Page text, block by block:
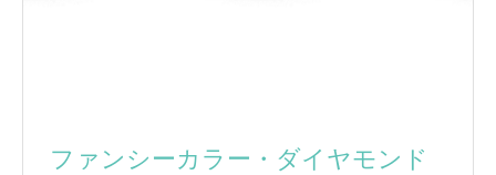
ファンシーカラー・ダイヤモンド